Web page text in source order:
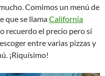
Comimos un menú de
que se llamaCalifornia
recuerdo el precio pero sí
entre varias pizzas y
¡Riquísimo!